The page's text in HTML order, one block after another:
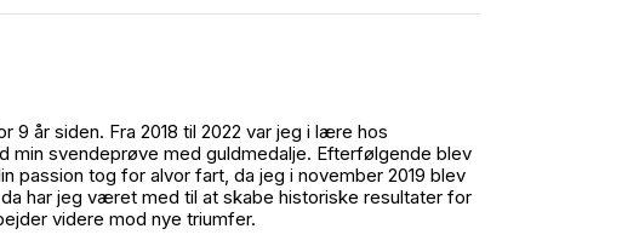
år siden. Fra 2018 til 2022 var jeg i lære hos
min svendeprøve med guldmedalje. Efterfølgende blev
passion tog for alvor fart, da jeg i november 2019 blev
har jeg været med til at skabe historiske resultater for
videre mod nye triumfer.